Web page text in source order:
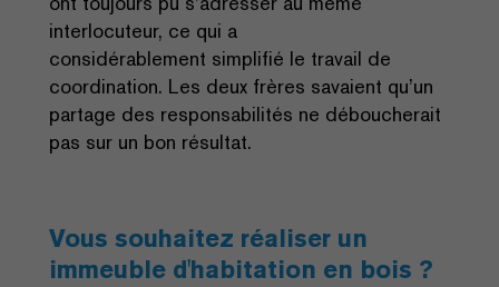
interlocuteur, ce qui a
considérablement simplifié le travail de
coordination. Les deux frères savaient qu’un
partage des responsabilités ne déboucherait
pas sur un bon résultat.
Vous souhaitez réaliser un
immeuble d'habitation en bois ?